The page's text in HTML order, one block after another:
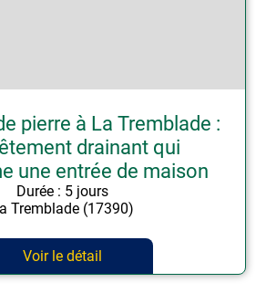
pierre à La Tremblade :
drainant qui
une entrée de maison
Durée : 5 jours
Tremblade (17390)
Voir le détail